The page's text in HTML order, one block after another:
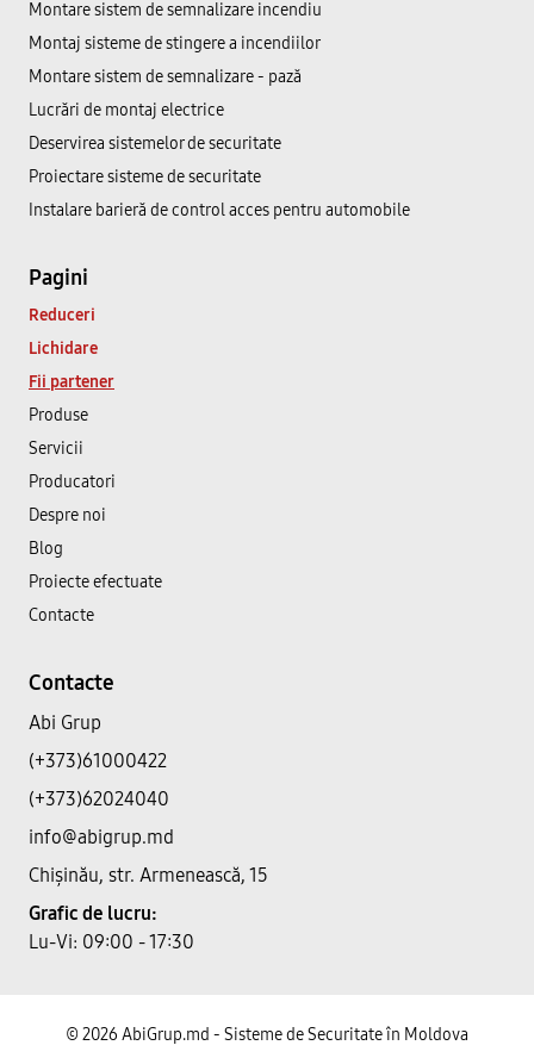
Montare sistem de semnalizare incendiu
Montaj sisteme de stingere a incendiilor
Montare sistem de semnalizare - pază
Lucrări de montaj electrice
Deservirea sistemelor de securitate
Proiectare sisteme de securitate
Instalare barieră de control acces pentru automobile
Pagini
Reduceri
Lichidare
Fii partener
Produse
Servicii
Producatori
Despre noi
Blog
Proiecte efectuate
Contacte
Contacte
Abi Grup
(+373)61000422
(+373)62024040
info@abigrup.md
Chișinău, str. Armenească, 15
Grafic de lucru:
Lu-Vi: 09:00 - 17:30
© 2026 AbiGrup.md - Sisteme de Securitate în Moldova